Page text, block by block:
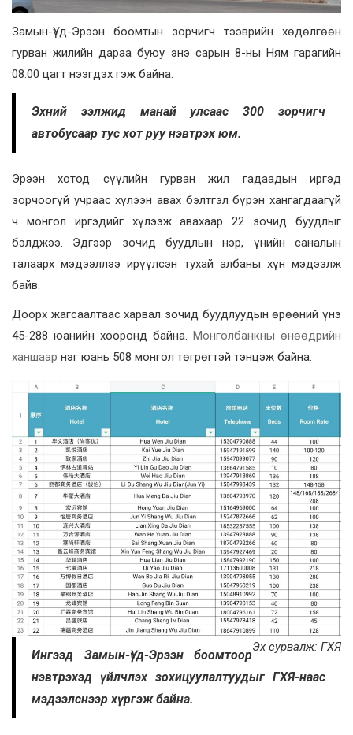
Замын-Үүд-Эрээн боомтын зорчигч тээврийн хөдөлгөөн
гурван жилийн дараа буюу энэ сарын 8-ны Ням гарагийн
08:00 цагт нээгдэх гэж байна.
Эхний ээлжид манай улсаас 300 зорчигч
автобусаар тус хот руу нэвтрэх юм.
Эрээн хотод сүүлийн гурван жил гадаадын иргэд
зорчоогүй учраас хүлээн авах бэлтгэл бүрэн хангагдаагүй
ч монгол иргэдийг хүлээж авахаар 22 зочид буудлыг
бэлджээ. Эдгээр зочид буудлын нэр, үнийн саналын
талаарх мэдээллээ ирүүлсэн тухай албаны хүн мэдээлж
байв.
Доорх жагсаалтаас харвал зочид буудлуудын өрөөний үнэ
45-288 юанийн хооронд байна. Монголбанкны өнөөдрийн
ханшаар нэг юань 508 монгол төгрөгтэй тэнцэж байна.
Эх сурвалж: ГХЯ
Ингээд Замын-Үүд-Эрээн боомтоор
нэвтрэхэд үйлчлэх зохицуулалтуудыг ГХЯ-наас
мэдээлснээр хүргэж байна.